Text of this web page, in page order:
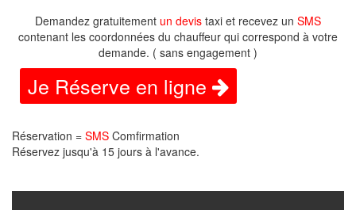
Demandez gratuitement un devis taxi et recevez un SMS
contenant les coordonnées du chauffeur qui correspond à votre
demande. ( sans engagement )
Je Réserve en ligne
Réservation = SMS Comfirmation
Réservez jusqu'à 15 jours à l'avance.